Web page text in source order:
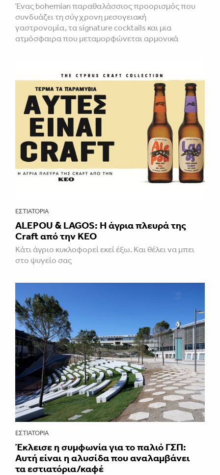
Ένας bohemian παραθαλάσσιος προορισμός που
συνδυάζει τη σύγχρονη μεσογειακή
γαστρονομία, τα signature cocktails και μια
ατμόσφαιρα που μεταμορφώνεται αρμονικά
ΕΣΤΙΑΤΌΡΙΑ
ALEPOU & LAGOS: Η άγρια πλευρά της
Craft από την ΚΕΟ
Κάτι άγριο κυκλοφορεί εκεί έξω. Και θέλει να μπει
στο ψυγείο σας
ΕΣΤΙΑΤΌΡΙΑ
Έκλεισε η συμφωνία για το παλιό ΓΣΠ:
Αυτή είναι η αλυσίδα που αναλαμβάνει
τα εστιατόρια/καφέ